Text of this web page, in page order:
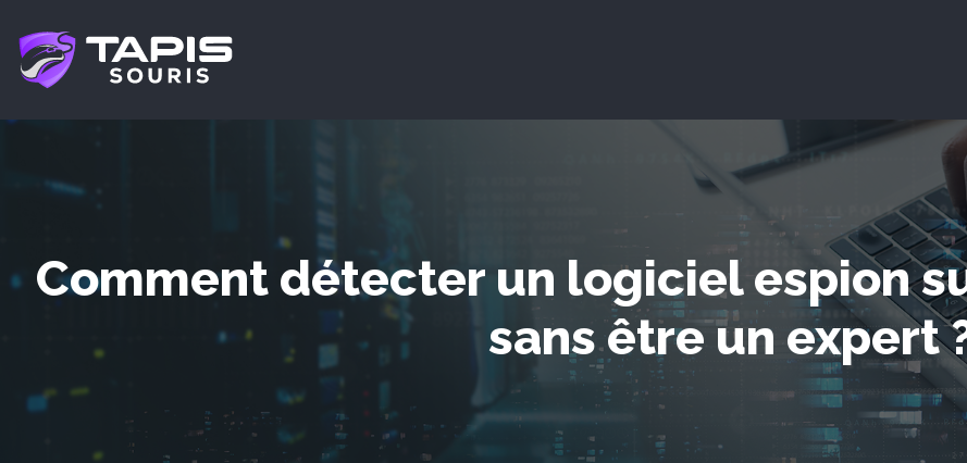
Comment détecter un logiciel espion
sans être un expert